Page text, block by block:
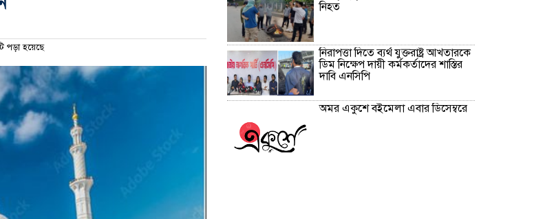
পড়া হয়েছে
নিহত
নিরাপত্তা দিতে ব্যর্থ যুক্তরাষ্ট্র আখতারকে
ডিম নিক্ষেপ দায়ী কর্মকর্তাদের শাস্তির
দাবি এনসিপি
অমর একুশে বইমেলা এবার ডিসেম্বরে